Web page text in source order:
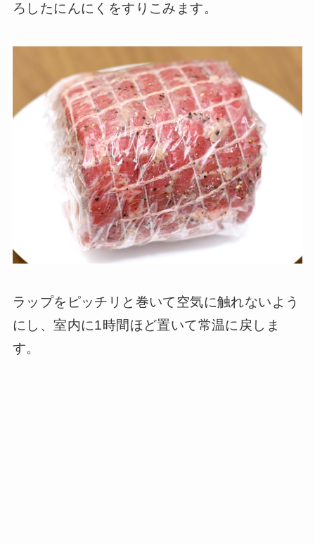
ろしたにんにくをすりこみます。
ラップをピッチリと巻いて空気に触れないよう
にし、室内に1時間ほど置いて常温に戻しま
す。